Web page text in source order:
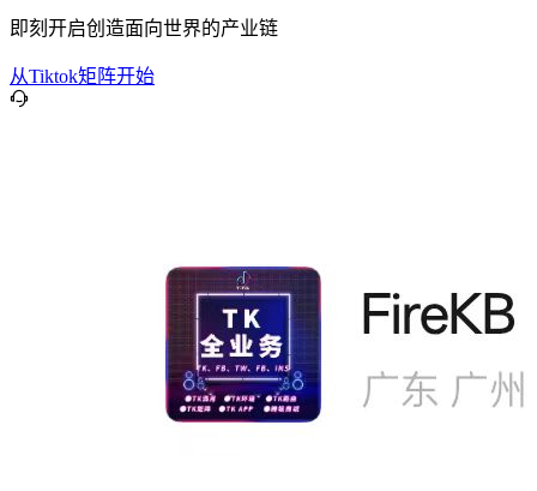
即刻开启创造面向世界的产业链
从Tiktok矩阵开始